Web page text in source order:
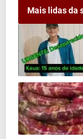
Mais lidas da